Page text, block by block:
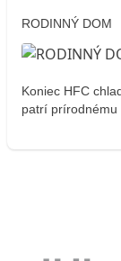
RODINNÝ DOM
Koniec HFC
patrí prírodnému